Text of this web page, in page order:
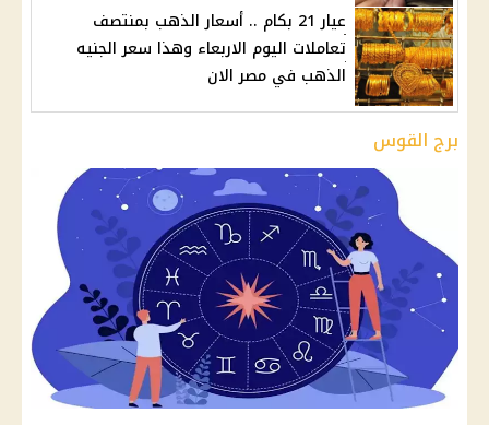
عيار 21 بكام .. أسعار الذهب بمنتصف
تعاملات اليوم الاربعاء وهذا سعر الجنيه
الذهب في مصر الان
برج القوس